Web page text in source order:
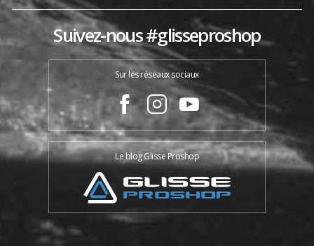
Suivez-nous #glisseproshop
Sur les réseaux sociaux
Le blog Glisse Proshop